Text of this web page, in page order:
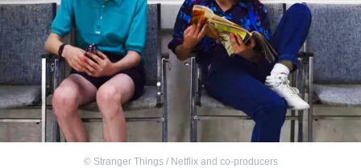
© Stranger Things / Netflix and co-producers